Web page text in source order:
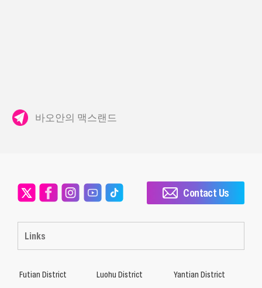
바오안의 맥스랜드
Links
Contact Us
Futian District Luohu District Yantian District